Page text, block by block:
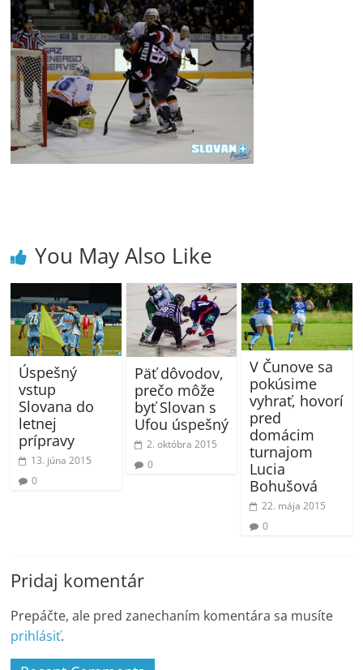
You May Also Like
Úspešný
vstup
Slovana do
letnej
prípravy
13. júna 2015
0
Päť dôvodov,
prečo môže
byť Slovan s
Ufou úspešný
2. októbra 2015
0
V Čunove sa
pokúsime
vyhrať, hovorí
pred
domácim
turnajom
Lucia
Bohušová
22. mája 2015
0
Pridaj komentár
Prepáčte, ale pred zanechaním komentára sa musíte
prihlásiť.